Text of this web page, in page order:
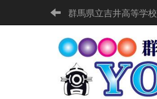
群馬県立吉井高等学校